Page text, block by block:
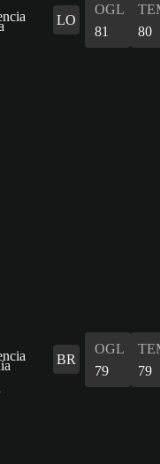
LO
OGL
81
80
BR
OGL
79
79